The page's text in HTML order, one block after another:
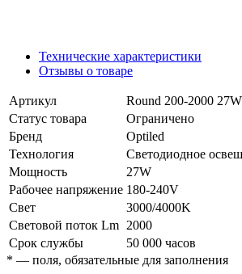
Технические характеристики
Отзывы о товаре
Артикул
Round 200-2000
Статус товара
Ограничено
Бренд
Optiled
Технология
Светодиодное
Мощность
27W
Рабочее напряжение 180-240V
Свет
3000/4000K
Световой поток Lm 2000
Срок службы
50 000 часов
* — поля, обязательные для заполнения